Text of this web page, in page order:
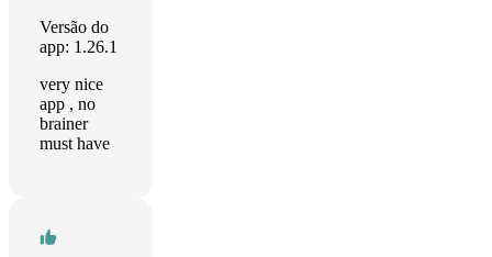
Versão do
app: 1.26.1
very nice
app , no
brainer
must have